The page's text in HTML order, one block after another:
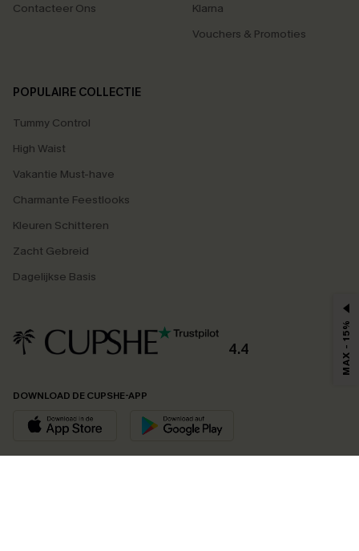
Contacteer Ons
Klarna
Vouchers & Promoties
POPULAIRE COLLECTIE
Tummy Control
High Waist
Vakantie Must-have
Charmante Feestlooks
Kleuren Schitteren
Zacht Gebreid
Dagelijkse Basis
4.4
DOWNLOAD DE CUPSHE-APP
MAX - 15%